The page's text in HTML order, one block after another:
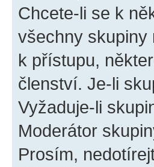
Chcete-li se k
všechny skupiny
k přístupu,
členství. Je-li
Vyžaduje-li
Moderátor
Prosím,